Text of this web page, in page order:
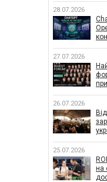
28.07.2026
27.07.2026
26.07.2026
25.07.2026
на